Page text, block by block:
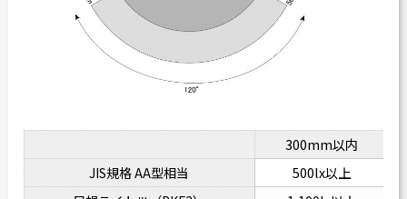
300mm以内
JIS規格 AA型相当 500lx以上